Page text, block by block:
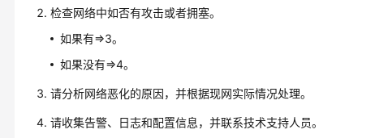
检查网络中如否有攻击或者拥塞。
如果有=>3。
如果没有=>4。
请分析网络恶化的原因，并根据现网实际情况处理。
请收集告警、日志和配置信息，并联系技术支持人员。